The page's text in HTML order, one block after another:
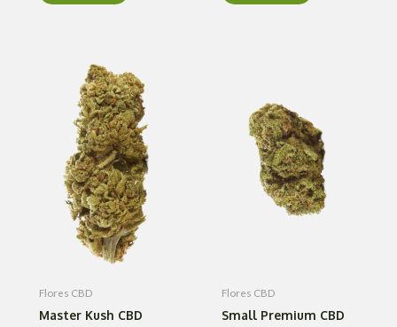
Flores CBD
Master Kush CBD
Flores CBD
Small Premium CBD